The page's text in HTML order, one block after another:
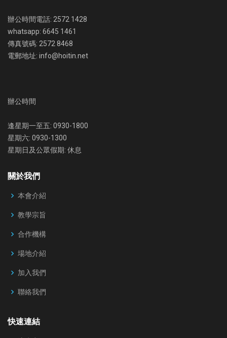
辦公時間電話: 2572 1428
whatsapp: 6645 1461
傳真號碼: 2572 8468
電郵地址: info@hoitin.net
辦公時間
逢星期一至五: 0930-1800
星期六: 0930-1300
星期日及公眾假期: 休息
關於我們
本會介紹
教學宗旨
合作機構
場地介紹
加入我們
聯絡我們
快速連結